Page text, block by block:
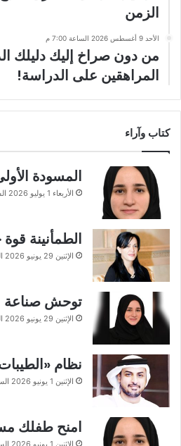
الزمن
الأحد 9 أغسطس 2026 الساعة 7:00 م
من دون صراخ إليك دليلك
المراهقين على الدراسة!
كتاب وآراء
المسودة
الأربعاء 1 يوليو 2026 الساعة 10:07 م
الطمأنينة
الإثنين 29 يونيو 2026 الساعة 12:05 ص
توحش صناعة
الإثنين 29 يونيو 2026 الساعة 12:04 ص
نظام
الإثنين 1 يونيو 2026 الساعة 12:54 ص
امنح طفلك
الإثنين 1 يونيو 2026 الساعة 12:52 ص